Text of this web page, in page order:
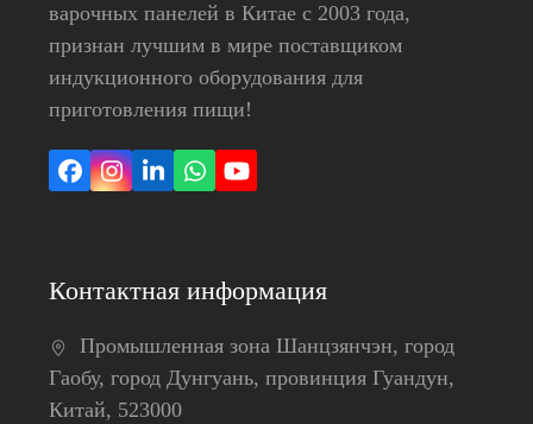
варочных панелей в Китае с 2003 года,
признан лучшим в мире поставщиком
индукционного оборудования для
приготовления пищи!
Facebook
Instagram
LinkedIn
Whatsapp
YouTube
Контактная информация
Промышленная зона Шанцзянчэн, город
Гаобу, город Дунгуань, провинция Гуандун,
Китай, 523000